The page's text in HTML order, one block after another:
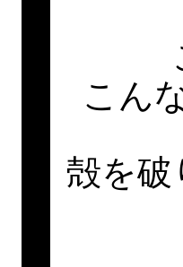
こん
殻を